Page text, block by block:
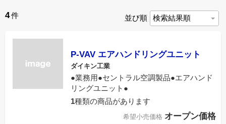
4件 並び順
P-VAV エアハンドリングユニット
ダイキン工業
●業務用●セントラル空調製品●エアハンド
リングユニット●
1種類の商品があります
希望小売価格 オープン価格